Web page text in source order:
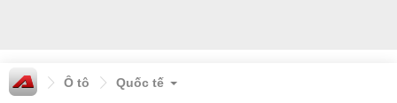
Ô tô Quốc tế